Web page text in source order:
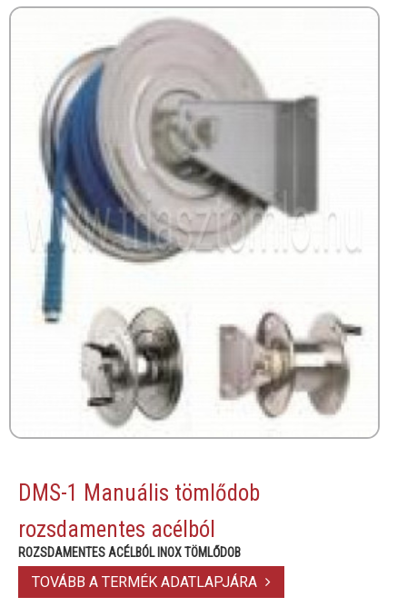
DMS-1 Manuális tömlődob
rozsdamentes acélból
ROZSDAMENTES ACÉLBÓL INOX TÖMLŐDOB
TOVÁBB A TERMÉK ADATLAPJÁRA